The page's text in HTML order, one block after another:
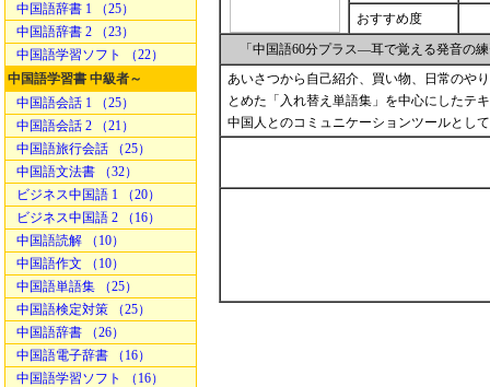
中国語辞書 1 （25）
中国語辞書 2 （23）
中国語学習ソフト （22）
中国語学習書 中級者～
中国語会話 1 （25）
中国語会話 2 （21）
中国語旅行会話 （25）
中国語文法書 （32）
ビジネス中国語 1 （20）
ビジネス中国語 2 （16）
中国語読解 （10）
中国語作文 （10）
中国語単語集 （25）
中国語検定対策 （25）
中国語辞書 （26）
中国語電子辞書 （16）
中国語学習ソフト （16）
おすすめ度
「中国語60分プラス―耳で覚える発音の
あいさつから自己紹介、買い物、日常のや
とめた「入れ替え単語集」を中心にしたテ
中国人とのコミュニケーションツールとし